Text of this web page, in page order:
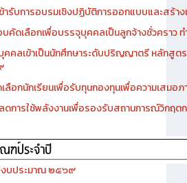
ารับการอบรมเชิงปฏิบัติการออกแบบและสร้า
คัดเลือกเพื่อบรรจุบุคคลเป็นลูกจ้างชั่วคราว ท
คลเข้าเป็นนักศึกษาระดับปริญญาตรี หลักสูต
ลือกนักเรียนเพื่อรับทุนกองทุนเพื่อความเสมอ
ดการใช้พลังงานเพื่อรองรับสถานการณ์วิกฤ
บประมาณ ๒๕๖๙